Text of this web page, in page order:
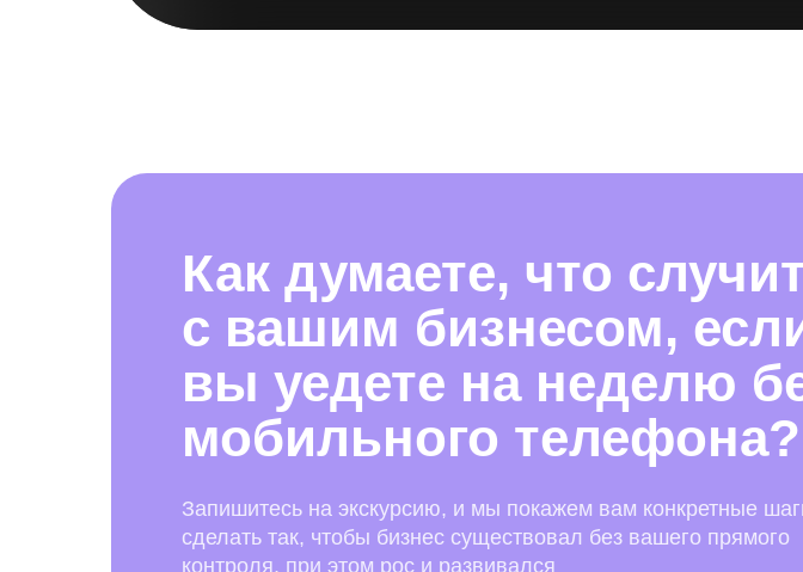
Как думаете, что
с вашим бизнесом,
вы уедете на неделю
мобильного телефона?
Запишитесь на экскурсию, и мы покажем вам конкретные
сделать так, чтобы бизнес существовал без вашего прямого
контроля, при этом рос и развивался